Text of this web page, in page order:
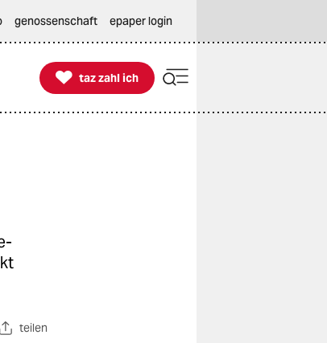
genossenschaft epaper login

taz zahl ich
taz zahl ich
teilen